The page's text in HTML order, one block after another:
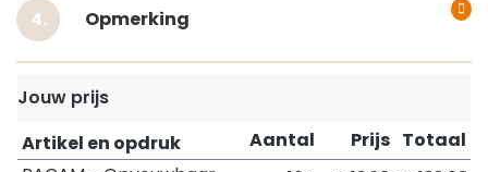
Opmerking
Jouw prijs
Artikel en opdruk
Aantal Prijs Totaal